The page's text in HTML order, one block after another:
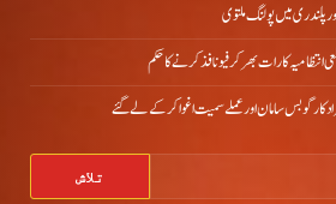
پلندری میں پولنگ ملتوی
کا رات بھر کرفیو نافذ کرنے کا حکم
کارگو بس سامان اور عملے سمیت اغوا کر کے لے گئے